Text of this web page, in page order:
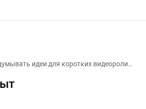
идеи для коротких видеороли…